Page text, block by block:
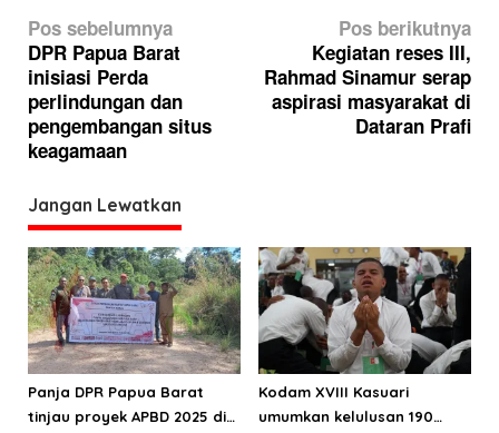
N
a
v
i
g
s
i
p
o
s
Pos sebelumnya
DPR Papua Barat
inisiasi Perda
perlindungan dan
pengembangan situs
keagamaan
Pos berikutnya
Kegiatan reses III,
Rahmad Sinamur serap
aspirasi masyarakat di
Dataran Prafi
Jangan Lewatkan
Panja DPR Papua Barat
tinjau proyek APBD 2025 di
Kodam XVIII Kasuari
umumkan kelulusan 190